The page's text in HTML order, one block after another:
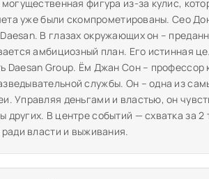
фигура из-за кулис,
уже были скомпрометированы. Сео
В глазах окружающих он –
амбициозный план. Его истинная
Daesan Group. Ём Джан Сон – профессор
службы. Он – одна из
Управляя деньгами и властью, он
В центре событий — схватка за 2
власти и выживания.